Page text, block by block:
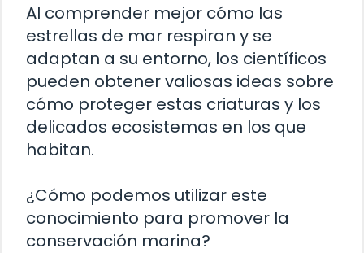
Al comprender mejor cómo las
estrellas de mar respiran y se
adaptan a su entorno, los científicos
pueden obtener valiosas ideas sobre
cómo proteger estas criaturas y los
delicados ecosistemas en los que
habitan.
¿Cómo podemos utilizar este
conocimiento para promover la
conservación marina?